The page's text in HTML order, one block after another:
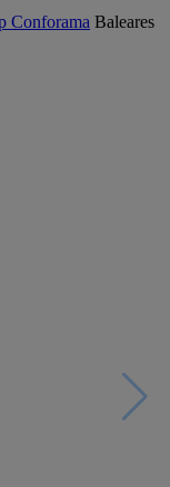
Conforama Baleares